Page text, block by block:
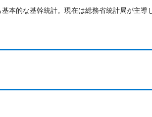
本的な基幹統計。現在は総務省統計局が主導